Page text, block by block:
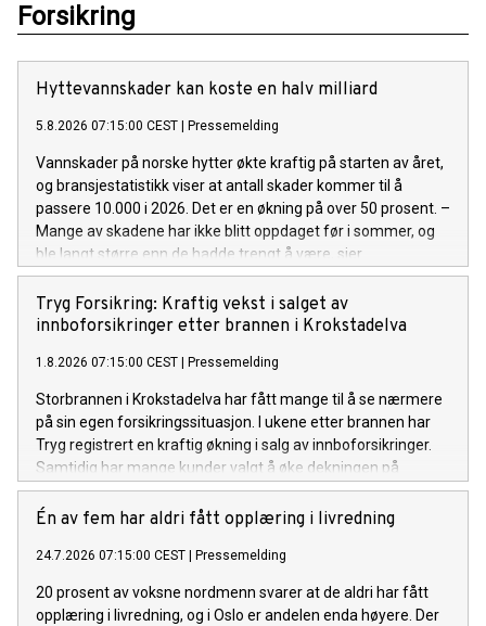
Forsikring
Hyttevannskader kan koste en halv milliard
5.8.2026 07:15:00 CEST Pressemelding
Vannskader på norske hytter økte kraftig på starten av året,
og bransjestatistikk viser at antall skader kommer til å
passere 10.000 i 2026. Det er en økning på over 50 prosent. –
Mange av skadene har ikke blitt oppdaget før i sommer, og
ble langt større enn de hadde trengt å være, sier
kommunikasjonsrådgiver Espen Borge i Tryg Forsikring.
Tryg Forsikring: Kraftig vekst i salget av
innboforsikringer etter brannen i Krokstadelva
1.8.2026 07:15:00 CEST Pressemelding
Storbrannen i Krokstadelva har fått mange til å se nærmere
på sin egen forsikringssituasjon. I ukene etter brannen har
Tryg registrert en kraftig økning i salg av innboforsikringer.
Samtidig har mange kunder valgt å øke dekningen på
innboforsikringen de allerede har.
Én av fem har aldri fått opplæring i livredning
24.7.2026 07:15:00 CEST Pressemelding
20 prosent av voksne nordmenn svarer at de aldri har fått
opplæring i livredning, og i Oslo er andelen enda høyere. Der